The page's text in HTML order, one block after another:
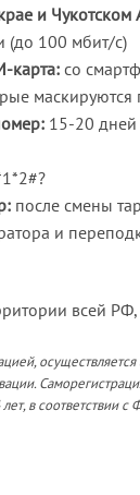
и Чукотском
(до 100 мбит/с)
карта: со
15-20 дней
после смены
и
всей
в соответствии